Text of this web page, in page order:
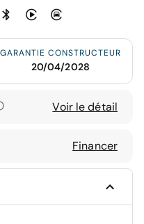
GARANTIE CONSTRUCTEUR
20/04/2028
Voir le détail
Financer